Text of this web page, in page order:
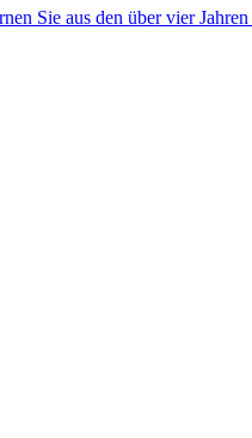
Sie aus den über vier